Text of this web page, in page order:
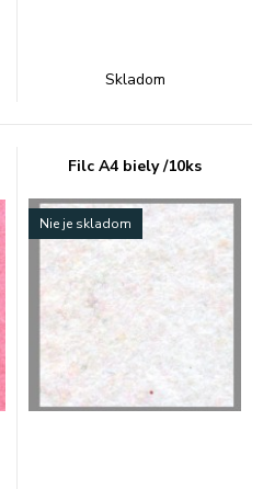
Skladom
Filc A4 biely /10ks
Nie je skladom